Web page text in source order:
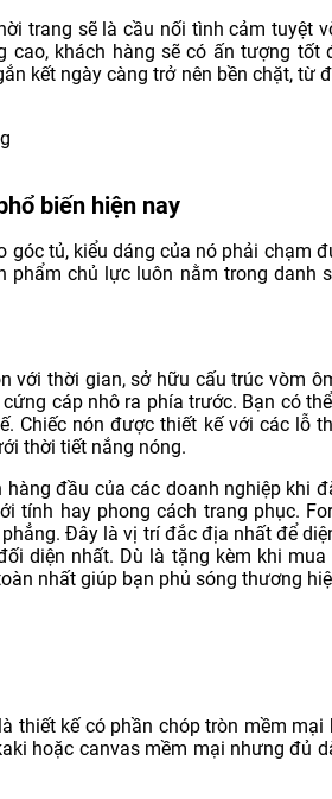
trang sẽ là cầu nối tình cảm tuyệt
khách hàng sẽ có ấn tượng tốt
kết ngày càng trở nên bền chặt, từ
biến hiện nay
tủ, kiểu dáng của nó phải chạm
chủ lực luôn nằm trong danh
với thời gian, sở hữu cấu trúc vòm
cáp nhô ra phía trước. Bạn có
Chiếc nón được thiết kế với các lỗ
thời tiết nắng nóng.
đầu của các doanh nghiệp khi
tính hay phong cách trang phục.
Đây là vị trí đắc địa nhất để
diện nhất. Dù là tặng kèm khi
nhất giúp bạn phủ sóng thương
thiết kế có phần chóp tròn mềm
hoặc canvas mềm mại nhưng đủ